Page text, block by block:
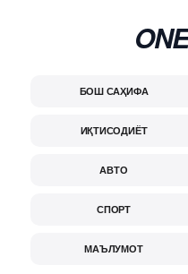
БОШ САҲИФА
ИҚТИСОДИЁТ
АВТО
СПОРТ
МАЪЛУМОТ